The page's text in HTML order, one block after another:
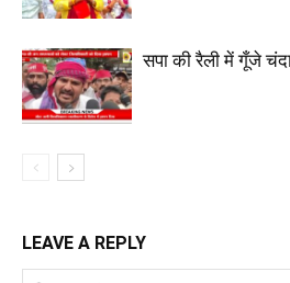
सपा की रैली में गूँजे
LEAVE A REPLY